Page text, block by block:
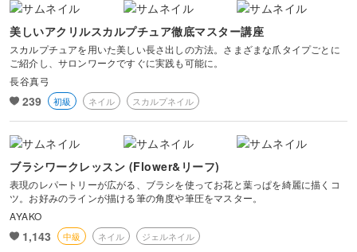
美しいアクリルスカルプチュア徹底マスター講座
スカルプチュアを用いた美しい長さ出しの方法。さまざまな爪タイプごとに
ご紹介し、サロンワークですぐに実践も可能に。
長谷真弓
239 初級 ネイル スカルプネイル
ブラシワークレッスン (Flower&リーフ)
表現のレパートリーが広がる、ブラシを使ってお花と葉っぱを綺麗に描くコ
ツ。お好みのラインが描ける筆の角度や筆圧をマスター。
AYAKO
1,143 中級 ネイル ジェルネイル